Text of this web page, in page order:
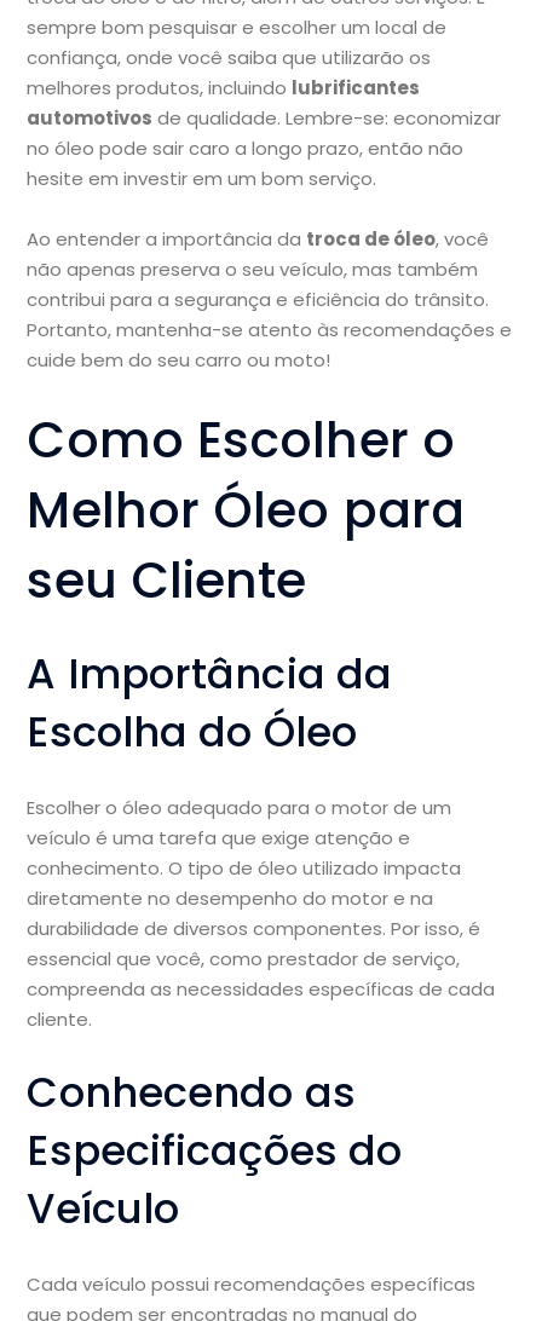
sempre bom pesquisar e escolher um local de
confiança, onde você saiba que utilizarão os
melhores produtos, incluindo lubrificantes
automotivos de qualidade. Lembre-se: economizar
no óleo pode sair caro a longo prazo, então não
hesite em investir em um bom serviço.
Ao entender a importância da troca de óleo, você
não apenas preserva o seu veículo, mas também
contribui para a segurança e eficiência do trânsito.
Portanto, mantenha-se atento às recomendações e
cuide bem do seu carro ou moto!
Como Escolher o
Melhor Óleo para
seu Cliente
A Importância da
Escolha do Óleo
Escolher o óleo adequado para o motor de um
veículo é uma tarefa que exige atenção e
conhecimento. O tipo de óleo utilizado impacta
diretamente no desempenho do motor e na
durabilidade de diversos componentes. Por isso, é
essencial que você, como prestador de serviço,
compreenda as necessidades específicas de cada
cliente.
Conhecendo as
Especificações do
Veículo
Cada veículo possui recomendações específicas
que podem ser encontradas no manual do